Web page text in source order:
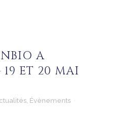
A
19 ET 20 MAI
, Évènements